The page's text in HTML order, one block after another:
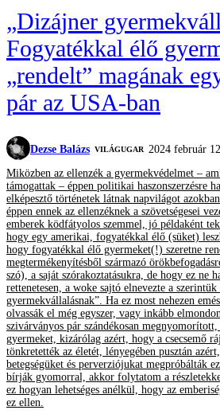
„Dizájner
Fogyatékkal élő
„rendelt” magának
pár az USA-ban
Dezse Balázs VILÁGUGAR 2024 február
Miközben az ellenzék a gyermekvédelmet –
támogattak – éppen politikai haszonszerzésre
elképesztő történetek látnak napvilágot
éppen ennek az ellenzéknek a szövetségesei
emberek ködfátyolos szemmel, jó példaként
hogy egy amerikai, fogyatékkal élő (süket)
hogy fogyatékkal élő gyermeket(!) szeretne
megtermékenyítésből származó
szó), a saját szórakoztatásukra, de hogy ez ne
rettenetesen, a woke sajtó elnevezte a
gyermekvállalásnak”. Ha ez most nehezen
olvassák el még egyszer, vagy inkább
szivárványos pár szándékosan
gyermeket, kizárólag azért, hogy a csecsemő
tönkretették az életét, lényegében pusztán
betegségüket és perverziójukat megpróbálták
bírják gyomorral, akkor folytatom a
ez hogyan lehetséges anélkül, hogy az
ez ellen.